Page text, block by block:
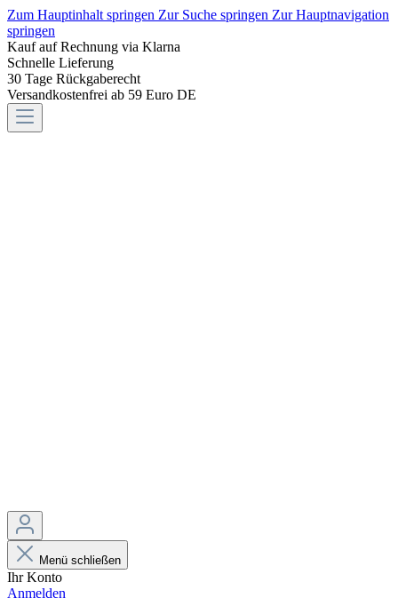
Zum Hauptinhalt springen Zur Suche springen Zur Hauptnavigation
springen
Kauf auf Rechnung via Klarna
Schnelle Lieferung
30 Tage Rückgaberecht
Versandkostenfrei ab 59 Euro DE
Menü schließen
Ihr Konto
Anmelden